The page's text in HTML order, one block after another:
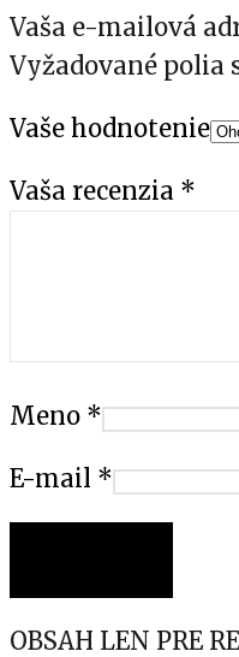
Vaša e-mailová
Vyžadované polia
Vaše hodnotenie
Vaša recenzia *
Meno *
E-mail *
OBSAH LEN PRE